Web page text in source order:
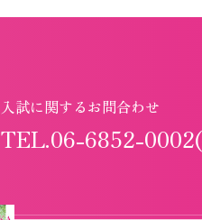
入試に関するお問合わせ
TEL.06-6852-